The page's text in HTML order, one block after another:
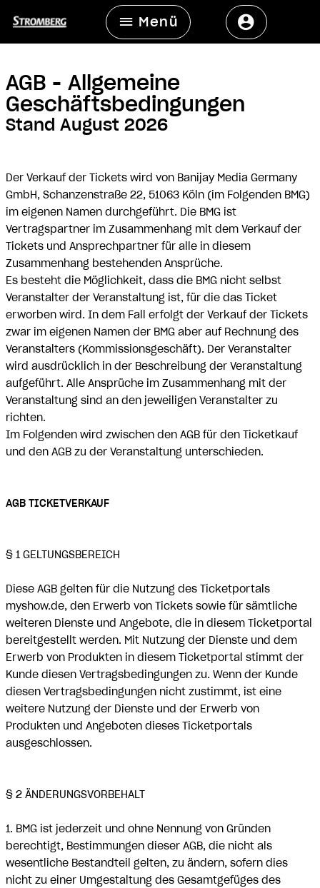
Menü
AGB - Allgemeine
Geschäftsbedingungen
Stand August 2026
Der Verkauf der Tickets wird von Banijay Media Germany
GmbH, Schanzenstraße 22, 51063 Köln (im Folgenden BMG)
im eigenen Namen durchgeführt. Die BMG ist
Vertragspartner im Zusammenhang mit dem Verkauf der
Tickets und Ansprechpartner für alle in diesem
Zusammenhang bestehenden Ansprüche.
Es besteht die Möglichkeit, dass die BMG nicht selbst
Veranstalter der Veranstaltung ist, für die das Ticket
erworben wird. In dem Fall erfolgt der Verkauf der Tickets
zwar im eigenen Namen der BMG aber auf Rechnung des
Veranstalters (Kommissionsgeschäft). Der Veranstalter
wird ausdrücklich in der Beschreibung der Veranstaltung
aufgeführt. Alle Ansprüche im Zusammenhang mit der
Veranstaltung sind an den jeweiligen Veranstalter zu
richten.
Im Folgenden wird zwischen den AGB für den Ticketkauf
und den AGB zu der Veranstaltung unterschieden.
AGB TICKETVERKAUF
§ 1 GELTUNGSBEREICH
Diese AGB gelten für die Nutzung des Ticketportals
myshow.de, den Erwerb von Tickets sowie für sämtliche
weiteren Dienste und Angebote, die in diesem Ticketportal
bereitgestellt werden. Mit Nutzung der Dienste und dem
Erwerb von Produkten in diesem Ticketportal stimmt der
Kunde diesen Vertragsbedingungen zu. Wenn der Kunde
diesen Vertragsbedingungen nicht zustimmt, ist eine
weitere Nutzung der Dienste und der Erwerb von
Produkten und Angeboten dieses Ticketportals
ausgeschlossen.
§ 2 ÄNDERUNGSVORBEHALT
1. BMG ist jederzeit und ohne Nennung von Gründen
berechtigt, Bestimmungen dieser AGB, die nicht als
wesentliche Bestandteil gelten, zu ändern, sofern dies
nicht zu einer Umgestaltung des Gesamtgefüges des